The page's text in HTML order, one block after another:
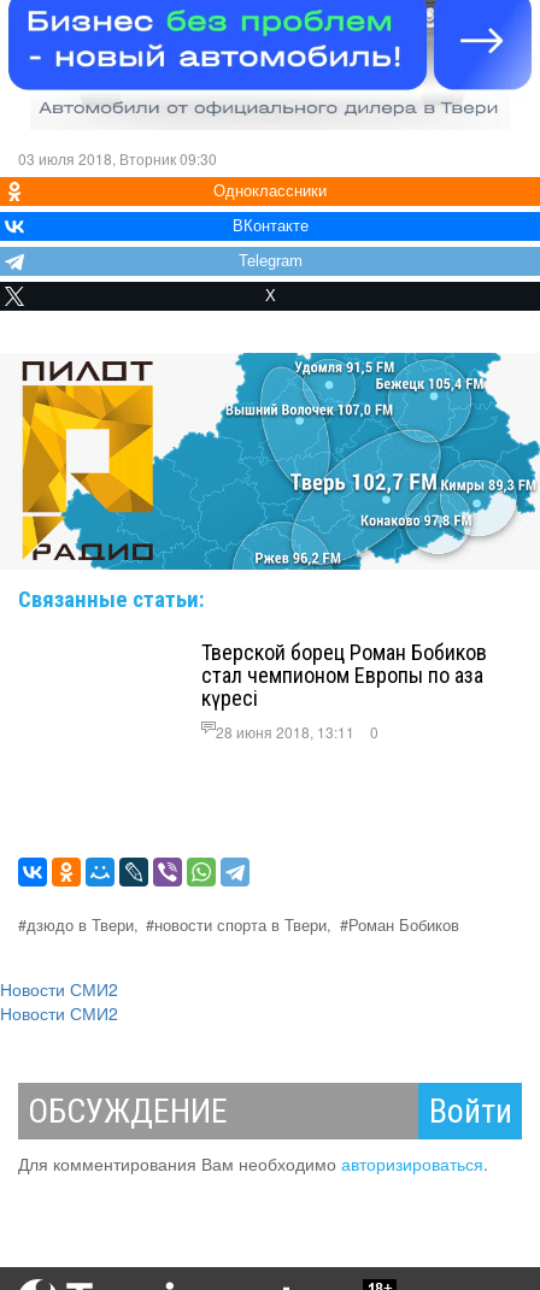
03 июля 2018, Вторник 09:30
Одноклассники
ВКонтакте
Telegram
X
Связанные статьи:
Тверской борец Роман Бобиков
стал чемпионом Европы по қазақ
күресі
28 июня 2018, 13:11 0
#дзюдо в Твери, #новости спорта в Твери, #Роман Бобиков
Новости СМИ2
Новости СМИ2
ОБСУЖДЕНИЕ Войти
Для комментирования Вам необходимо авторизироваться.